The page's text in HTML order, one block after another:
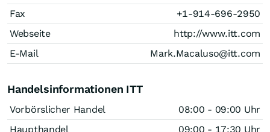
Fax
+1-914-696-2950
Webseite
http://www.itt.com
E-Mail
Mark.Macaluso@itt.com
Handelsinformationen ITT
Vorbörslicher Handel
08:00 - 09:00 Uhr
Haupthandel
09:00 - 17:30 Uhr